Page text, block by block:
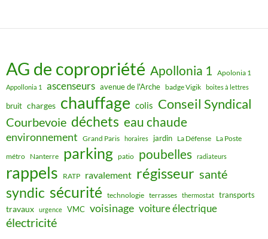
AG de copropriété Apollonia 1 Apolonia 1
Appollonia 1 ascenseurs avenue de l'Arche badge Vigik boites à lettres
bruit charges chauffage colis Conseil Syndical
Courbevoie déchets eau chaude
environnement Grand Paris horaires jardin La Défense La Poste
métro Nanterre parking patio poubelles radiateurs
rappels RATP ravalement régisseur santé
syndic sécurité technologie terrasses thermostat transports
travaux urgence VMC voisinage voiture électrique
électricité